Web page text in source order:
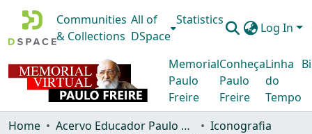
Communities
& Collections
All of
DSpace
Statistics
Log In
Memorial
Paulo
Freire
Conheça
Paulo
Freire
Linha
do
Tempo
Home Acervo Educador Paulo Freire
Iconografia